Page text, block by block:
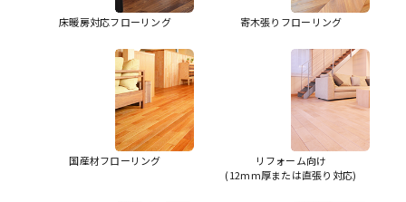
床暖房対応フローリング 寄木張りフローリング
国産材フローリング
リフォーム向け
(12mm厚または直張り対応)